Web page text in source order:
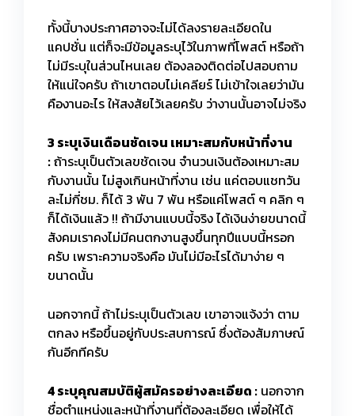
ทั้งนี้บางประกาศอาจจะไม่ได้ลงรายละเอียดใน
แคปชั่น แต่ก็จะมีข้อมูลระบุไว้ในภาพที่โพสต์ หรือถ้า
ไม่มีระบุในส่วนไหนเลย ต้องลองติดต่อไปสอบถาม
ให้แน่ใจครับ ถ้าเขาตอบไม่เคลียร์ ไม่เข้าใจเลยว่ามัน
คืองานอะไร ให้สงสัยไว้เลยครับ ว่างานนั้นอาจไม่จริง
3 ระบุเงินเดือนชัดเจน เหมาะสมกับหน้าที่งาน
:ถ้าระบุเป็นตัวเลขชัดเจน จำนวนเงินต้องเหมาะสม
กับงานนั้น ไม่สูงเกินหน้าที่งาน เช่น แค่ตอบแชทวัน
ละไม่กี่ชม. ก็ได้ 3 พัน 7 พัน หรือแค่โพสต์ ๆ คลิก ๆ
ก็ได้เงินแล้ว !! ถ้ามีงานแบบนี้จริง ได้เงินง่ายขนาดนี้
สังคมเราคงไม่มีคนตกงานสูงขึ้นทุกปีแบบนี้หรอก
ครับ เพราะความจริงคือ มันไม่มีอะไรได้มาง่าย ๆ
ขนาดนั้น
นอกจากนี้ ถ้าไม่ระบุเป็นตัวเลข เขาอาจแจ้งว่า ตาม
ตกลง หรือขึ้นอยู่กับประสบการณ์ ซึ่งต้องสัมภาษณ์
กันอีกทีครับ
4 ระบุคุณสมบัติผู้สมัครอย่างละเอียด : นอกจาก
ชื่อตำแหน่งและหน้าที่งานที่ต้องละเอียด เพื่อให้ได้